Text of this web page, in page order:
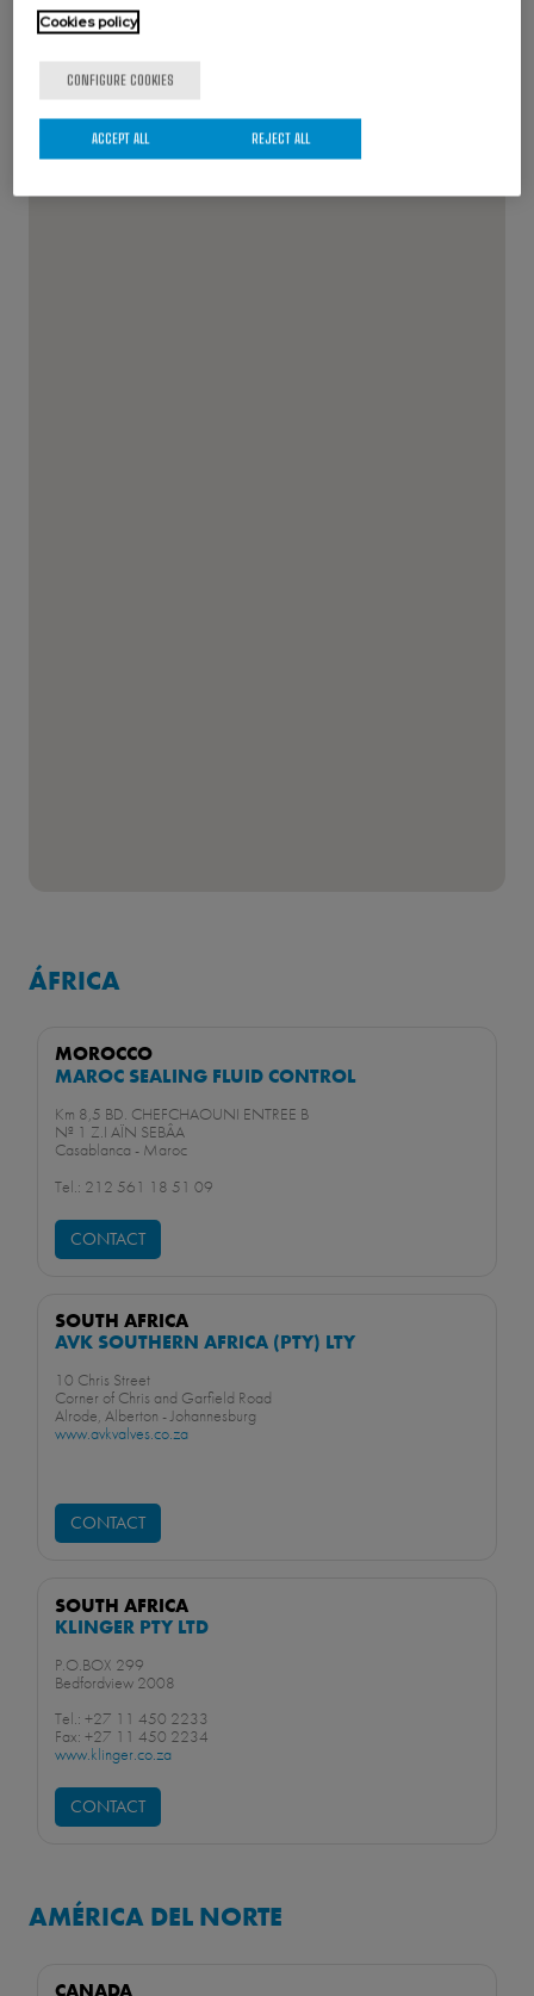
ÁFRICA
MOROCCO
MAROC SEALING FLUID CONTROL
Km 8,5 BD. CHEFCHAOUNI ENTREE B
Nª 1 Z.I AÏN SEBÂA
Casablanca - Maroc
Tel.: 212 561 18 51 09
CONTACT
SOUTH AFRICA
AVK SOUTHERN AFRICA (PTY) LTY
10 Chris Street
Corner of Chris and Garfield Road
Alrode, Alberton - Johannesburg
www.avkvalves.co.za
CONTACT
SOUTH AFRICA
KLINGER PTY LTD
P.O.BOX 299
Bedfordview 2008
Tel.: +27 11 450 2233
Fax: +27 11 450 2234
www.klinger.co.za
CONTACT
AMÉRICA DEL NORTE
CANADA
Cookies policy
CONFIGURE COOKIES
REJECT ALL
ACCEPT ALL